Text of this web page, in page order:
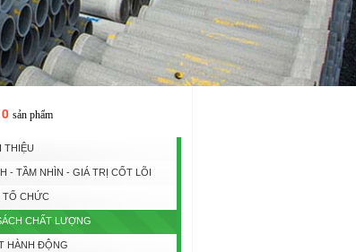
0sản phẩm
THIỆU
- TẦM NHÌN - GIÁ TRỊ CỐT LÕI
TỔ CHỨC
CHẤT LƯỢNG
HÀNH ĐỘNG